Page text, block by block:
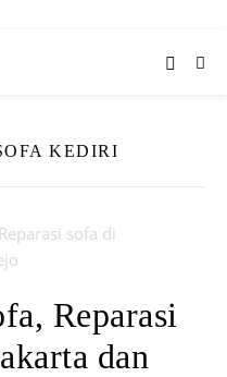
KEDIRI
Reparasi
dan